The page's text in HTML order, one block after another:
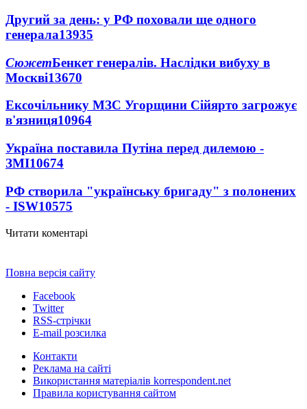
Другий за день: у РФ поховали ще одного
генерала13935
СюжетБенкет генералів. Наслідки вибуху в
Москві13670
Ексочільнику МЗС Угорщини Сійярто загрожує
в'язниця10964
Україна поставила Путіна перед дилемою -
ЗМІ10674
РФ створила "українську бригаду" з полонених
- ISW10575
Читати коментарі
Повна версія сайту
Facebook
Twitter
RSS-стрічки
E-mail розсилка
Контакти
Реклама на сайті
Використання матеріалів korrespondent.net
Правила користування сайтом